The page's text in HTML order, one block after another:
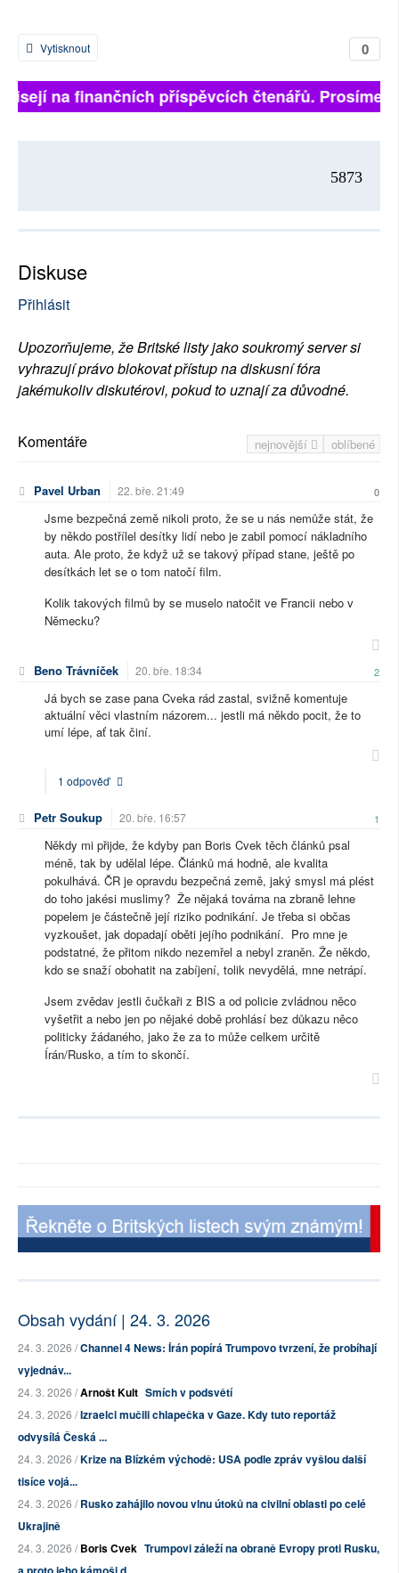
0
Vytisknout
na finančních příspěvcích čtenářů. Prosíme,
5873
Diskuse
Přihlásit
Upozorňujeme, že Britské listy jako soukromý server si
vyhrazují právo blokovat přístup na diskusní fóra
jakémukoliv diskutérovi, pokud to uznají za důvodné.
nejnovější oblíbené
Komentáře
Pavel Urban 22. bře. 21:49 0
Jsme bezpečná země nikoli proto, že se u nás nemůže stát, že
by někdo postřílel desítky lidí nebo je zabil pomocí nákladního
auta. Ale proto, že když už se takový případ stane, ještě po
desítkách let se o tom natočí film.
Kolik takových filmů by se muselo natočit ve Francii nebo v
Německu?
Beno Trávníček 20. bře. 18:34 2
Já bych se zase pana Cveka rád zastal, svižně komentuje
aktuální věci vlastním názorem... jestli má někdo pocit, že to
umí lépe, ať tak činí.
1 odpověď
Petr Soukup 20. bře. 16:57 1
Někdy mi přijde, že kdyby pan Boris Cvek těch článků psal
méně, tak by udělal lépe. Článků má hodně, ale kvalita
pokulhává. ČR je opravdu bezpečná země, jaký smysl má plést
do toho jakési muslimy? Že nějaká továrna na zbraně lehne
popelem je částečně její riziko podnikání. Je třeba si občas
vyzkoušet, jak dopadají oběti jejího podnikání. Pro mne je
podstatné, že přitom nikdo nezemřel a nebyl zraněn. Že někdo,
kdo se snaží obohatit na zabíjení, tolik nevydělá, mne netrápí.
Jsem zvědav jestli čučkaři z BIS a od policie zvládnou něco
vyšetřit a nebo jen po nějaké době prohlásí bez důkazu něco
politicky žádaného, jako že za to může celkem určitě
Írán/Rusko, a tím to skončí.
Obsah vydání | 24. 3. 2026
24. 3. 2026 /Channel 4 News: Írán popírá Trumpovo tvrzení, že probíhají
vyjednáv...
24. 3. 2026 /Arnošt Kult Smích v podsvětí
24. 3. 2026 /Izraelci mučili chlapečka v Gaze. Kdy tuto reportáž
odvysílá Česká ...
24. 3. 2026 /Krize na Blízkém východě: USA podle zpráv vyšlou další
tisíce vojá...
24. 3. 2026 /Rusko zahájilo novou vlnu útoků na civilní oblasti po celé
Ukrajině
24. 3. 2026 /Boris Cvek Trumpovi záleží na obraně Evropy proti Rusku,